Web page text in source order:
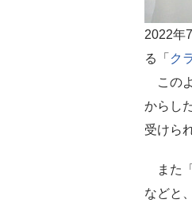
2022年
る「 ク
この
からし
受けら
また
などと